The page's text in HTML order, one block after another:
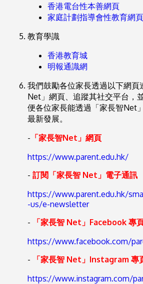
香港電台性本善網頁
家庭計劃指導會性教育網頁
教育學識
香港教育城
明報通識網
我們鼓勵各位家長透過以下網頁
Net」網頁 、追蹤其社交平台，
便各位家長能透過「家長智Net
最新發展。
- 「家長智Net」網頁
https://www.parent.edu.hk/
- 訂閱「家長智 Net」電子通訊
https://www.parent.edu.hk/
-us/e-newsletter
-
「家長智 Net」Facebook 專
https://www.facebook.com/
-
「家長智 Net」Instagram 專
https://www.instagram.com/